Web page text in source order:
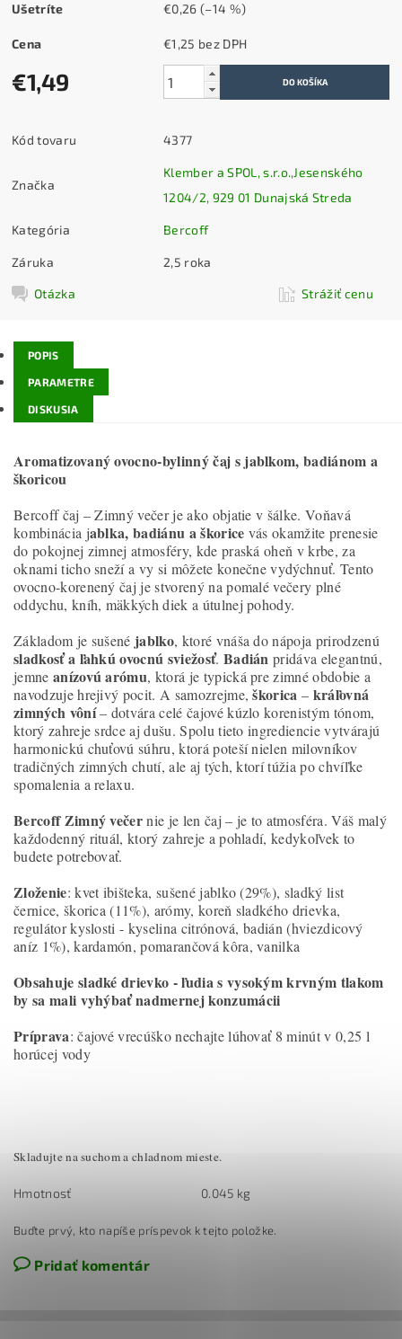
Ušetríte €0,26(–14 %)
Cena €1,25 bez DPH
€1,49
Kód tovaru 4377
Značka
Klember a SPOL, s.r.o.,Jesenského
1204/2, 929 01 Dunajská Streda
Kategória Bercoff
Záruka 2,5 roka
Otázka Strážiť cenu
POPIS
PARAMETRE
DISKUSIA
Aromatizovaný ovocno-bylinný čaj s jablkom, badiánom a
škoricou
Bercoff čaj – Zimný večer je ako objatie v šálke. Voňavá
kombinácia jablka, badiánu a škorice vás okamžite prenesie
do pokojnej zimnej atmosféry, kde praská oheň v krbe, za
oknami ticho sneží a vy si môžete konečne vydýchnuť. Tento
ovocno-korenený čaj je stvorený na pomalé večery plné
oddychu, kníh, mäkkých diek a útulnej pohody.
Základom je sušené jablko, ktoré vnáša do nápoja prirodzenú
sladkosť a ľahkú ovocnú sviežosť. Badián pridáva elegantnú,
jemne anízovú arómu, ktorá je typická pre zimné obdobie a
navodzuje hrejivý pocit. A samozrejme,škorica – kráľovná
zimných vôní– dotvára celé čajové kúzlo korenistým tónom,
ktorý zahreje srdce aj dušu. Spolu tieto ingrediencie vytvárajú
harmonickú chuťovú súhru, ktorá poteší nielen milovníkov
tradičných zimných chutí, ale aj tých, ktorí túžia po chvíľke
spomalenia a relaxu.
Bercoff Zimný večernie je len čaj – je to atmosféra. Váš malý
každodenný rituál, ktorý zahreje a pohladí, kedykoľvek to
budete potrebovať.
Zloženie: kvet ibišteka, sušené jablko (29%), sladký list
černice, škorica (11%), arómy, koreň sladkého drievka,
regulátor kyslosti - kyselina citrónová, badián (hviezdicový
aníz 1%), kardamón, pomarančová kôra, vanilka
Obsahuje sladké drievko - ľudia s vysokým krvným tlakom
by sa mali vyhýbať nadmernej konzumácii
Príprava: čajové vrecúško nechajte lúhovať 8 minút v 0,25 l
horúcej vody
Skladujte na suchom a chladnom mieste.
Hmotnosť 0.045 kg
Buďte prvý, kto napíše príspevok k tejto položke.
Pridať komentár